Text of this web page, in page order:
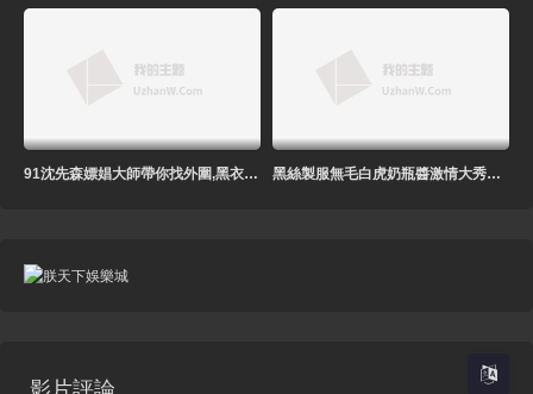
91沈先森嫖娼大師帶你找外圍,黑衣少婦大屌插嘴,抹上潤滑油抬腿抽插 黑絲製服無毛白虎奶瓶醬激情大秀，說著淫聲蕩語各種騷浪動作誘惑狼友直播，坐插道具浪蕩呻吟，哪裏都粉嫩。
影片評論